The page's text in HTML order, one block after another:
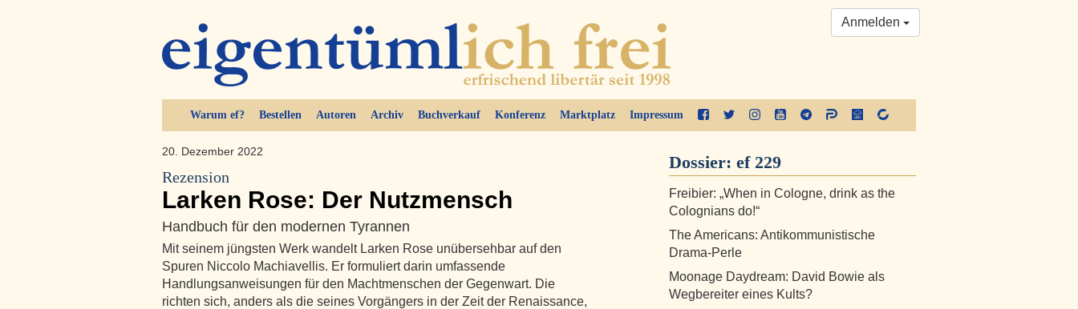
Warum ef? Bestellen Autoren Archiv Buchverkauf Konferenz Marktplatz Impressum
Anmelden
20. Dezember 2022
Rezension
Larken Rose: Der Nutzmensch
Handbuch für den modernen Tyrannen
Mit seinem jüngsten Werk wandelt Larken Rose unübersehbar auf den
Spuren Niccolo Machiavellis. Er formuliert darin umfassende
Handlungsanweisungen für den Machtmenschen der Gegenwart. Die
richten sich, anders als die seines Vorgängers in der Zeit der Renaissance,
Dossier: ef 229
Freibier: „When in Cologne, drink as the
Colognians do!“
The Americans: Antikommunistische
Drama-Perle
Moonage Daydream: David Bowie als
Wegbereiter eines Kults?